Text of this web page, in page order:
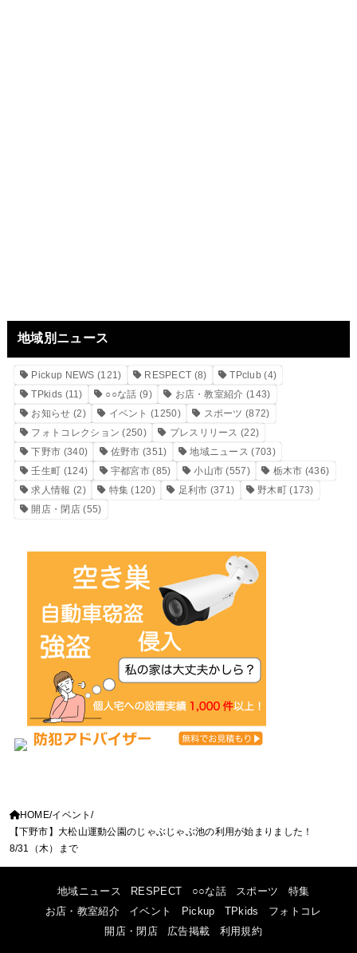
地域別ニュース
Pickup NEWS (121) RESPECT (8) TPclub (4)
TPkids (11) ○○な話 (9) お店・教室紹介 (143)
お知らせ (2) イベント (1250) スポーツ (872)
フォトコレクション (250) プレスリリース (22)
下野市 (340) 佐野市 (351) 地域ニュース (703)
壬生町 (124) 宇都宮市 (85) 小山市 (557) 栃木市 (436)
求人情報 (2) 特集 (120) 足利市 (371) 野木町(173)
開店・閉店(55)
HOME イベント
【下野市】大松山運動公園のじゃぶじゃぶ池の利用が始まりました！
8/31（木）まで
地域ニュース RESPECT ○○な話 スポーツ
特集
お店・教室紹介
イベント Pickup TPkids
フォトコレ
開店・閉店
広告掲載 利用規約